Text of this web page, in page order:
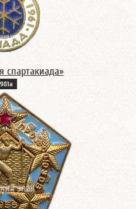
спартакиада»